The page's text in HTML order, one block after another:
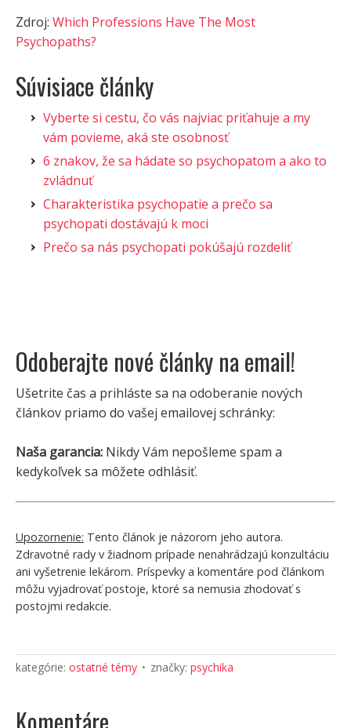
Zdroj: Which Professions Have The Most
Psychopaths?
Súvisiace články
Vyberte si cestu, čo vás najviac priťahuje a my
vám povieme, aká ste osobnosť
6 znakov, že sa hádate so psychopatom a ako to
zvládnuť
Charakteristika psychopatie a prečo sa
psychopati dostávajú k moci
Prečo sa nás psychopati pokúšajú rozdeliť
Odoberajte nové články na email!
Ušetrite čas a prihláste sa na odoberanie nových
článkov priamo do vašej emailovej schránky:
Naša garancia: Nikdy Vám nepošleme spam a
kedykoľvek sa môžete odhlásiť.
Upozornenie: Tento článok je názorom jeho autora.
Zdravotné rady v žiadnom prípade nenahrádzajú konzultáciu
ani vyšetrenie lekárom. Príspevky a komentáre pod článkom
môžu vyjadrovať postoje, ktoré sa nemusia zhodovať s
postojmi redakcie.
kategórie: ostatné témy značky: psychika